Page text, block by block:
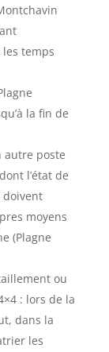
temps
la fin de
autre poste
l’état de
doivent
moyens
(Plagne
ou
: lors de la
dans la
les